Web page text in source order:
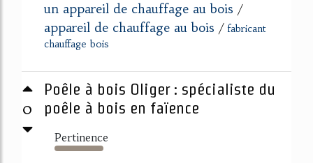
un appareil de chauffage au bois /
appareil de chauffage au bois / fabricant
chauffage bois
0
Poêle à bois Oliger : spécialiste du
poêle à bois en faïence
Pertinence
318%